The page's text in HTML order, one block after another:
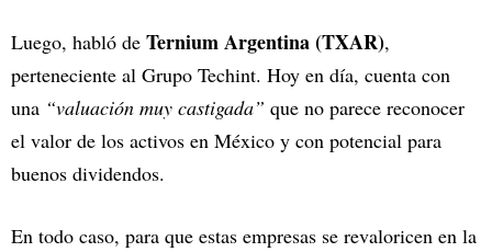
Luego, habló de Ternium Argentina (TXAR),
perteneciente al Grupo Techint. Hoy en día, cuenta con
una “valuación muy castigada” que no parece reconocer
el valor de los activos en México y con potencial para
buenos dividendos.
En todo caso, para que estas empresas se revaloricen en la